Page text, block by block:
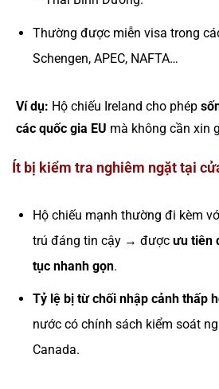
Thường được miễn visa trong
Schengen, APEC, NAFTA…
Ví dụ: Hộ chiếu Ireland cho phép
các quốc gia EU mà không cần xin
Ít bị kiểm tra nghiêm ngặt tại
Hộ chiếu mạnh thường đi kèm
trú đáng tin cậy → được ưu tiên
tục nhanh gọn.
Tỷ lệ bị từ chối nhập cảnh thấp
nước có chính sách kiểm soát
Canada.